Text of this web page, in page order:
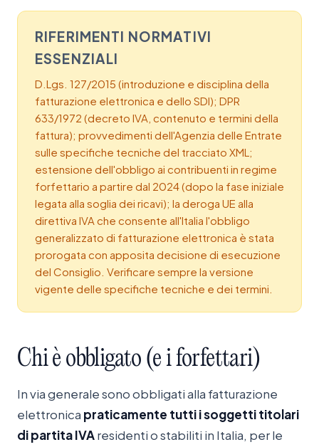
RIFERIMENTI NORMATIVI
ESSENZIALI
D.Lgs. 127/2015 (introduzione e disciplina della
fatturazione elettronica e dello SDI); DPR
633/1972 (decreto IVA, contenuto e termini della
fattura); provvedimenti dell'Agenzia delle Entrate
sulle specifiche tecniche del tracciato XML;
estensione dell'obbligo ai contribuenti in regime
forfettario a partire dal 2024 (dopo la fase iniziale
legata alla soglia dei ricavi); la deroga UE alla
direttiva IVA che consente all'Italia l'obbligo
generalizzato di fatturazione elettronica è stata
prorogata con apposita decisione di esecuzione
del Consiglio. Verificare sempre la versione
vigente delle specifiche tecniche e dei termini.
Chiè obbligato (eiforfettari)
In via generale sono obbligati alla fatturazione
elettronica praticamente tutti i soggetti titolari
di partita IVAresidenti o stabiliti in Italia, per le